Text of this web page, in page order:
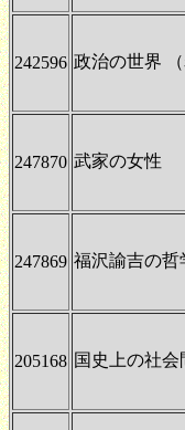
242596 政治の世界
247870 武家の女性
247869 福沢諭吉の哲
205168 国史上の社会